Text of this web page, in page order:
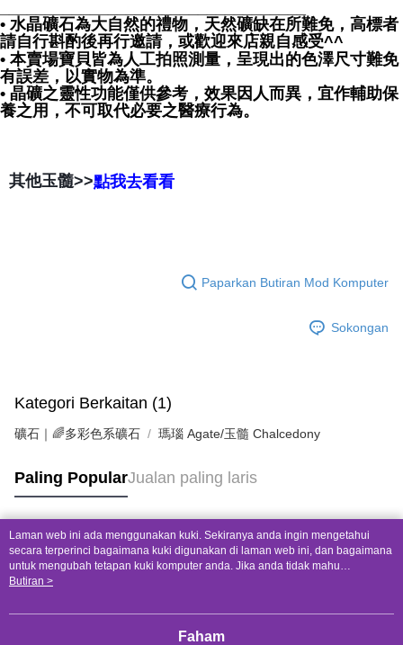
• 水晶礦石為大自然的禮物，天然礦缺在所難免，高標者
請自行斟酌後再行邀請，或歡迎來店親自感受^^
• 本賣場寶貝皆為人工拍照測量，呈現出的色澤尺寸難免
有誤差，以實物為準。
• 晶礦之靈性功能僅供參考，效果因人而異，宜作輔助保
養之用，不可取代必要之醫療行為。
其他玉髓>>點我去看看
Paparkan Butiran Mod Komputer
Sokongan
Kategori Berkaitan (1)
礦石｜🌈多彩色系礦石 瑪瑙 Agate/玉髓 Chalcedony
Paling PopularJualan paling laris
Tag Popular
Laman web ini ada menggunakan kuki. Sekiranya anda ingin mengetahui
secara terperinci bagaimana kuki digunakan di laman web ini, dan bagaimana
untuk mengubah tetapan kuki komputer anda. Jika anda tidak mahu
menggunakan kuki di komputer anda, sila rujuk penerangan mengenai kuki.
mengetahui secara terperinci bagaimana kuki digunakan di laman web ini,
mahu menggunakan kuki di komputer anda, sila rujuk penerangan mengenai
Butiran >
Faham